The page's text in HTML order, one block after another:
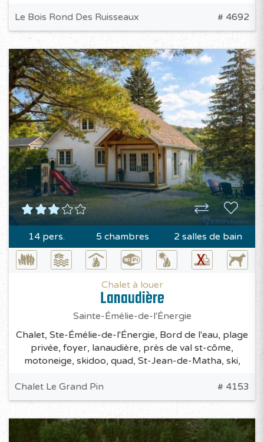
Le Bois Rond Des Ruisseaux # 4692
14 pers. 5 chambres 2 salles de bain
Chalet à louer
Lanaudière
Sainte-Émélie-de-l'Énergie
Chalet, Ste-Émélie-de-l'Énergie, Bord de l'eau, plage
privée, foyer, lanaudière, près de val st-côme,
motoneige, skidoo, quad, St-Jean-de-Matha, ski,
Chalet Le Grand Pin # 4153